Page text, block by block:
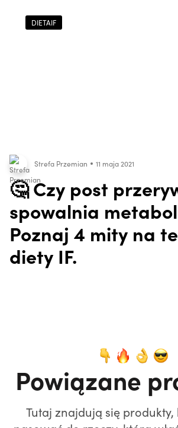
DIETAIF
Strefa Przemian 11 maja 2021
🤔 Czy post
spowalnia
Poznaj 4 mity na
diety IF.
Powiązane
Tutaj znajdują się